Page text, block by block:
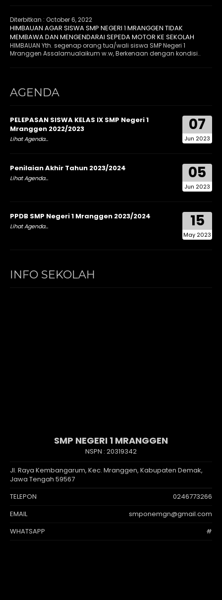
Diterbitkan : October 6, 2022
HIMBAUAN AGAR SISWA SMP NEGERI 1 MRANGGEN TIDAK
MEMBAWA DAN MENGENDARAI SEPEDA MOTOR KE SEKOLAH
HIMBAUAN Yth. segenap orang tua/wali siswa SMP Negeri 1
Mranggen Assalamualaikum w.w, Berkenaan dengan kondisi..
AGENDA
07
Jun 2023
PELEPASAN SISWA KELAS IX SMP Negeri 1
Mranggen 2022/2023
Lihat Agenda...
05
Jun 2023
Penilaian Akhir Tahun 2023/2024
Lihat Agenda...
15
May 2023
PPDB SMP Negeri 1 Mranggen 2023/2024
Lihat Agenda...
INFO SEKOLAH
SMP NEGERI 1 MRANGGEN
NSPN : 20319342
Jl. Raya Kembangarum, Kec. Mranggen, Kabupaten Demak,
Jawa Tengah 59567
TELEPON
0246773266
EMAIL
smponemgn@gmail.com
WHATSAPP
#